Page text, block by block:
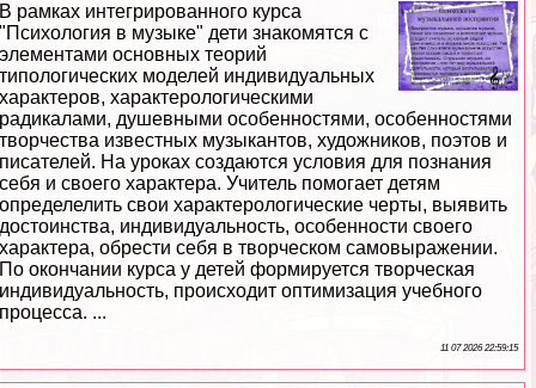
В рамках интегрированного курса
"Психология в музыке" дети знакомятся с
элементами основных теорий
типологических моделей индивидуальных
хаpaктеров, хаpaктерологическими
радикалами, душевными особенностями, особенностями
творчества известных музыкантов, художников, поэтов и
писателей. На уроках создаются условия для познания
себя и своего хаpaктера. Учитель помогает детям
определелить свои хаpaктерологические черты, выявить
достоинства, индивидуальность, особенности своего
хаpaктера, обрести себя в творческом самовыражении.
По окончании курса у детей формируется творческая
индивидуальность, происходит оптимизация учебного
процесса. ...
11 07 2026 22:59:15